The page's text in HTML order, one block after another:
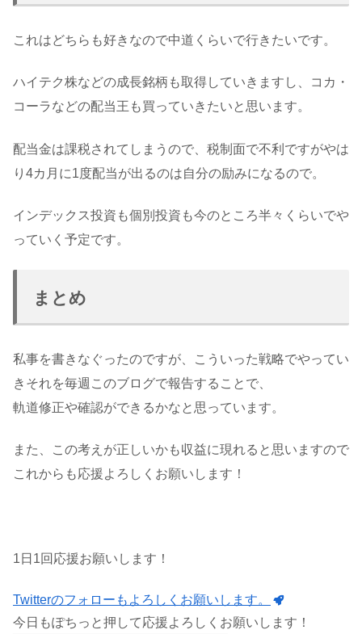
これはどちらも好きなので中道くらいで行きたいです。
ハイテク株などの成長銘柄も取得していきますし、コカ・
コーラなどの配当王も買っていきたいと思います。
配当金は課税されてしまうので、税制面で不利ですがやは
り4カ月に1度配当が出るのは自分の励みになるので。
インデックス投資も個別投資も今のところ半々くらいでや
っていく予定です。
まとめ
私事を書きなぐったのですが、こういった戦略でやってい
きそれを毎週このブログで報告することで、
軌道修正や確認ができるかなと思っています。
また、この考えが正しいかも収益に現れると思いますので
これからも応援よろしくお願いします！
1日1回応援お願いします！
Twitterのフォローもよろしくお願いします。
今日もぽちっと押して応援よろしくお願いします！